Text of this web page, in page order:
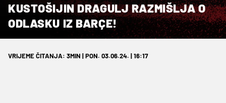
KUSTOŠIJIN DRAGULJ RAZMIŠLJA O
ODLASKU IZ BARÇE!
VRIJEME ČITANJA: 3MIN | PON. 03.06.24. | 16:17